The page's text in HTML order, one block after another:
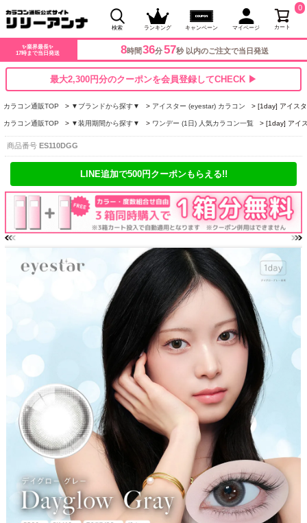
検索 ランキング キャンペーン マイページ カート
0
✨業界最長✨
17時まで当日発送
8時間 36分57秒 以内のご注文で当日発送
最大2,300円分のクーポンを会員登録してCHECK ▶
カラコン通販TOP ▼ブランドから探す▼ アイスター (eyestar) カラコン [1day] アイス
カラコン通販TOP ▼装用期間から探す▼ ワンデー (1日) 人気カラコン一覧 [1day] アイ
商品番号 ES110DGG
LINE追加で500円クーポンもらえる!!